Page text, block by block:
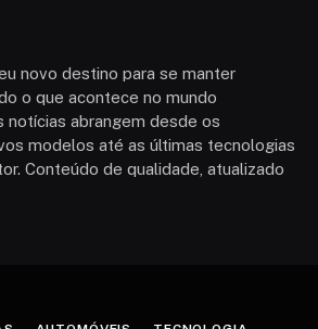
novo destino para se manter
o que acontece no mundo
notícias abrangem desde os
modelos até as últimas tecnologias
Conteúdo de qualidade, atualizado